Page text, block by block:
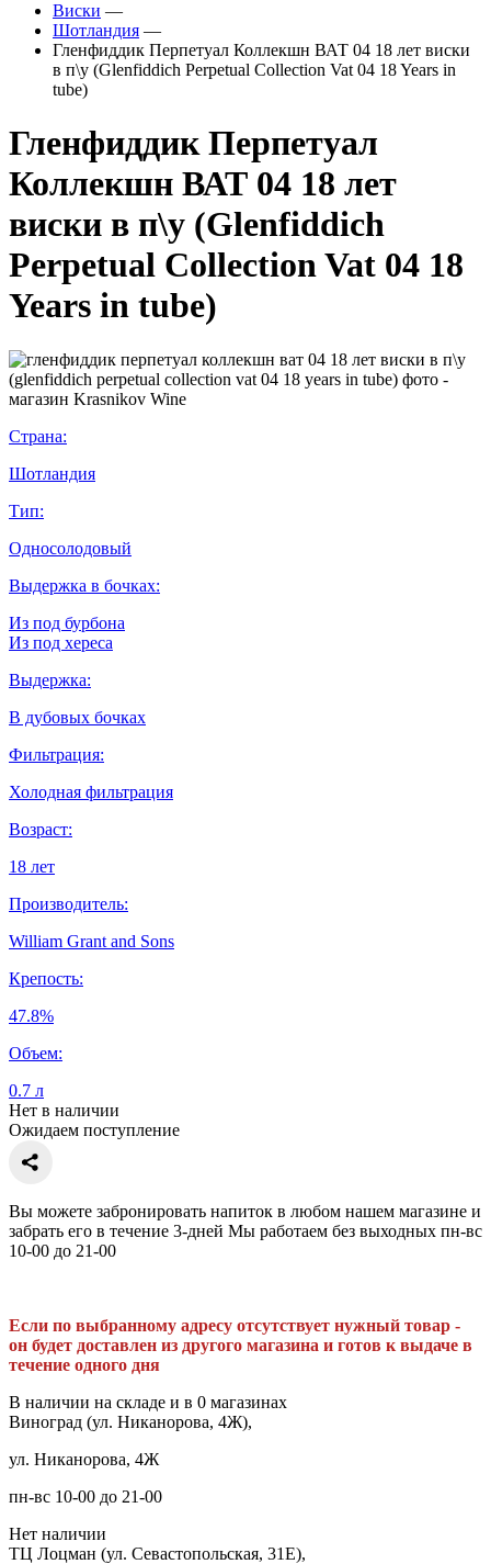
Виски —
Шотландия —
Гленфиддик Перпетуал Коллекшн ВАТ 04 18 лет виски
в п\у (Glenfiddich Perpetual Collection Vat 04 18 Years in
tube)
Гленфиддик Перпетуал
Коллекшн ВАТ 04 18 лет
виски в п\у (Glenfiddich
Perpetual Collection Vat 04 18
Years in tube)
Страна:
Шотландия
Тип:
Односолодовый
Выдержка в бочках:
Из под бурбона
Из под хереса
Выдержка:
В дубовых бочках
Фильтрация:
Холодная фильтрация
Возраст:
18 лет
Производитель:
William Grant and Sons
Крепость:
47.8%
Объем:
0.7 л
Нет в наличии
Ожидаем поступление
Вы можете забронировать напиток в любом нашем магазине и
забрать его в течение 3-дней Мы работаем без выходных пн-вс
10-00 до 21-00
Если по выбранному адресу отсутствует нужный товар -
он будет доставлен из другого магазина и готов к выдаче в
течение одного дня
В наличии на складе и в 0 магазинах
Виноград (ул. Никанорова, 4Ж),
ул. Никанорова, 4Ж
пн-вс 10-00 до 21-00
Нет наличии
ТЦ Лоцман (ул. Севастопольская, 31Е),